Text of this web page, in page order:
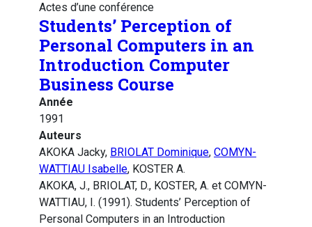
Actes d’une conférence
Students’ Perception of
Personal Computers in an
Introduction Computer
Business Course
Année
1991
Auteurs
AKOKA Jacky, BRIOLAT Dominique, COMYN-
WATTIAU Isabelle, KOSTER A.
AKOKA, J., BRIOLAT, D., KOSTER, A. et COMYN-
WATTIAU, I. (1991). Students’ Perception of
Personal Computers in an Introduction